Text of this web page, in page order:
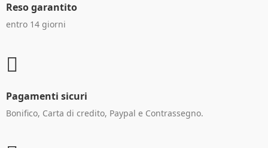
Reso garantito
entro 14 giorni
Pagamenti sicuri
Bonifico, Carta di credito, Paypal e Contrassegno.